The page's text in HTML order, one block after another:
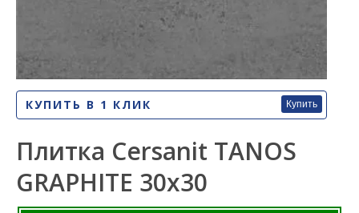
КУПИТЬ В 1 КЛИК Купить
Плитка Cersanit TANOS
GRAPHITE 30x30